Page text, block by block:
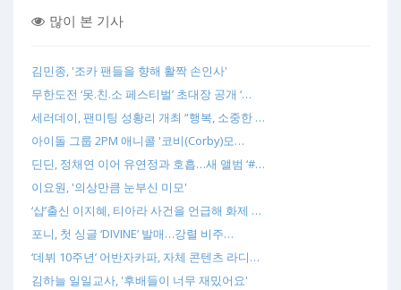
많이 본 기사
김민종, '조카 팬들을 향해 활짝 손인사'
무한도전 ‘못.친.소 페스티벌’ 초대장 공개 ‘…
세러데이, 팬미팅 성황리 개최 “행복, 소중한 …
아이돌 그룹 2PM 애니콜 '코비(Corby)모…
딘딘, 정채연 이어 유연정과 호흡…새 앨범 ‘#…
이요원, '의상만큼 눈부신 미모'
‘샵’출신 이지혜, 티아라 사건을 언급해 화제 …
포니, 첫 싱글 ‘DIVINE’ 발매…강렬 비주…
‘데뷔 10주년’ 어반자카파, 자체 콘텐츠 라디…
김하늘 일일교사, '후배들이 너무 재밌어요'